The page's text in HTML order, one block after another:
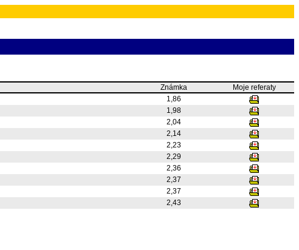
Známka
Moje referaty
1,86
1,98
2,04
2,14
2,23
2,29
2,36
2,37
2,37
2,43